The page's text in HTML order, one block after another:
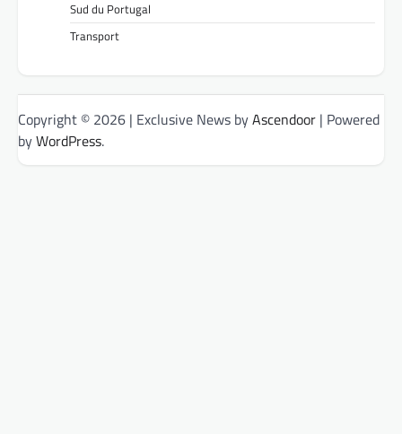
Sud du Portugal
Transport
Copyright © 2026 | Exclusive News byAscendoor | Powered
byWordPress.